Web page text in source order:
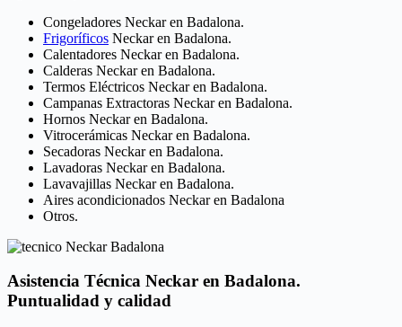
Congeladores Neckar en Badalona.
Frigoríficos Neckar en Badalona.
Calentadores Neckar en Badalona.
Calderas Neckar en Badalona.
Termos Eléctricos Neckar en Badalona.
Campanas Extractoras Neckar en Badalona.
Hornos Neckar en Badalona.
Vitrocerámicas Neckar en Badalona.
Secadoras Neckar en Badalona.
Lavadoras Neckar en Badalona.
Lavavajillas Neckar en Badalona.
Aires acondicionados Neckar en Badalona
Otros.
Asistencia Técnica Neckar en Badalona.
Puntualidad y calidad